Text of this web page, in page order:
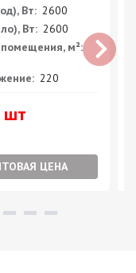
Вт: 2600
Вт: 2600
м²:
220
шт
ЦЕНА